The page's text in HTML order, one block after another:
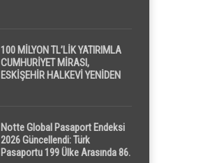
100 MİLYON TL’LİK YATIRIMLA
CUMHURİYET MİRASI,
ESKİŞEHİR HALKEVİ YENİDEN
Notte Global Pasaport Endeksi
2026 Güncellendi: Türk
Pasaportu 199 Ülke Arasında 86.